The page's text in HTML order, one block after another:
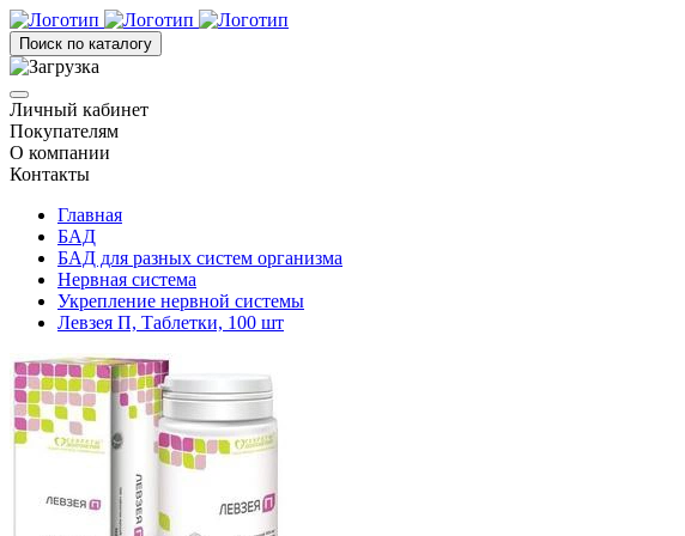
Поиск по каталогу
Личный кабинет
Покупателям
О компании
Контакты
Главная
БАД
БАД для разных систем организма
Нервная система
Укрепление нервной системы
Левзея П, Таблетки, 100 шт